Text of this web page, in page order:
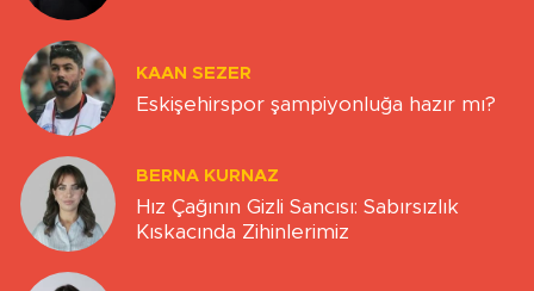
KAAN SEZER
Eskişehirspor şampiyonluğa hazır mı?
BERNA KURNAZ
Hız Çağının Gizli Sancısı: Sabırsızlık
Kıskacında Zihinlerimiz